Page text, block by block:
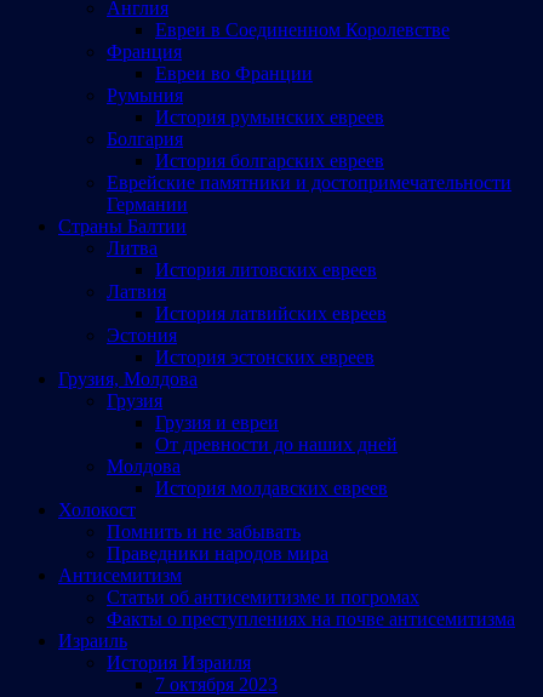
Англия
Евреи в Соединенном Королевстве
Франция
Евреи во Франции
Румыния
История румынских евреев
Болгария
История болгарских евреев
Еврейские памятники и достопримечательности
Германии
Страны Балтии
Литва
История литовских евреев
Латвия
История латвийских евреев
Эстония
История эстонских евреев
Грузия, Молдова
Грузия
Грузия и евреи
От древности до наших дней
Молдова
История молдавских евреев
Холокост
Помнить и не забывать
Праведники народов мира
Антисемитизм
Статьи об антисемитизме и погромах
Факты о преступлениях на почве антисемитизма
Израиль
История Израиля
7 октября 2023